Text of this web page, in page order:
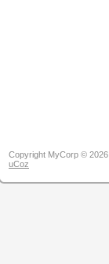
Copyright MyCorp © 2026
uCoz